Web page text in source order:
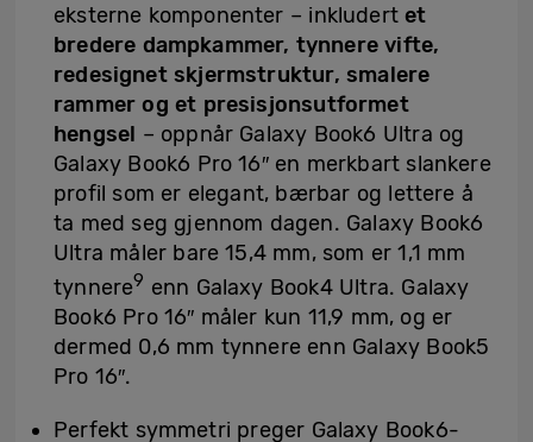
eksterne komponenter – inkludertet
bredere dampkammer, tynnere vifte,
redesignet skjermstruktur, smalere
rammer og et presisjonsutformet
hengsel – oppnår Galaxy Book6 Ultra og
Galaxy Book6 Pro 16″ en merkbart slankere
profil som er elegant, bærbar og lettere å
ta med seg gjennom dagen. Galaxy Book6
Ultra måler bare 15,4 mm, som er 1,1 mm
tynnere9 enn Galaxy Book4 Ultra. Galaxy
Book6 Pro 16″ måler kun 11,9 mm, og er
dermed 0,6 mm tynnere enn Galaxy Book5
Pro 16″.
Perfekt symmetri preger Galaxy Book6-